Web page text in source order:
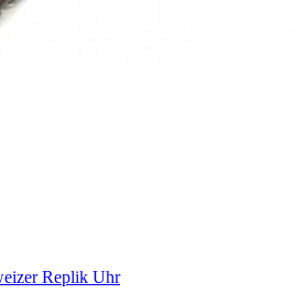
Replik Uhr